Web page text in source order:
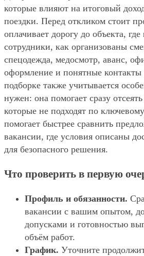
которые влияют на итоговый
поездки. Перед откликом стоит
оплачивает дорогу до объекта,
сотрудники, как организованы
спецодежда, медосмотр, аванс,
оформление и понятные контакты
подборке также учитывается
нужен: она помогает сразу
которые не подходят по
помогает быстрее сравнить
вакансии, где условия описаны
для безопасного решения.
Что проверить в первую
Профиль и обязанности.
вакансии с вашим опытом,
допусками и готовностью
объём работ.
График. Уточните